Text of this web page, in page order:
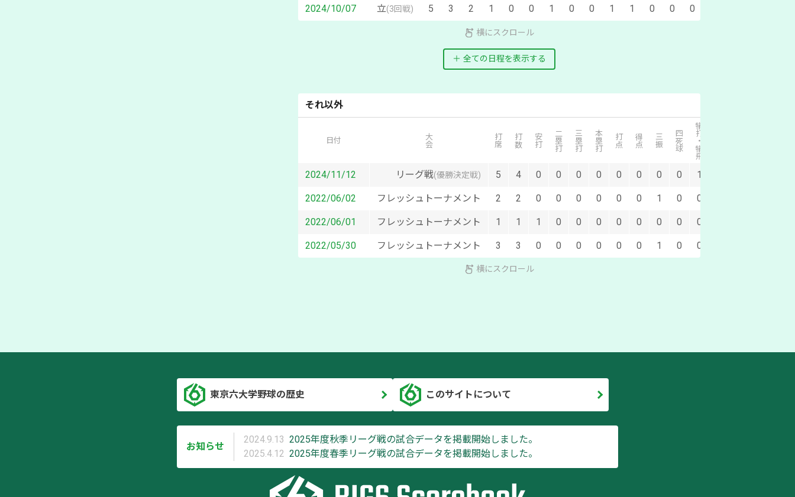
2024/10/07 立(3回戦) 5 3 2 1 0 0 1 0 0 1 1 0 0 0
横にスクロール
全ての日程を表示する
それ以外
日付 大会 打席 打数 安打 二塁打 三塁打 本塁打 打点 得点 三振 四死球 犠打・犠飛
2024/11/12 リーグ戦(優勝決定戦) 5 4 0 0 0 0 0 0 0 0 1
2022/06/02 フレッシュトーナメント 2 2 0 0 0 0 0 0 1 0 0
2022/06/01 フレッシュトーナメント 1 1 1 0 0 0 0 0 0 0 0
2022/05/30 フレッシュトーナメント 3 3 0 0 0 0 0 0 1 0 0
横にスクロール
東京六大学野球の歴史 このサイトについて
お知らせ
2024.9.13 2025年度秋季リーグ戦の試合データを掲載開始しました。
2025.4.12 2025年度春季リーグ戦の試合データを掲載開始しました。